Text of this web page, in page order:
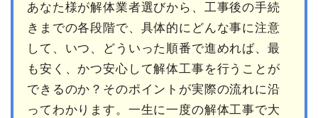
あなた様が解体業者選びから、工事後の手続
きまでの各段階で、具体的にどんな事に注意
して、いつ、どういった順番で進めれば、最
も安く、かつ安心して解体工事を行うことが
できるのか？そのポイントが実際の流れに沿
ってわかります。一生に一度の解体工事で大